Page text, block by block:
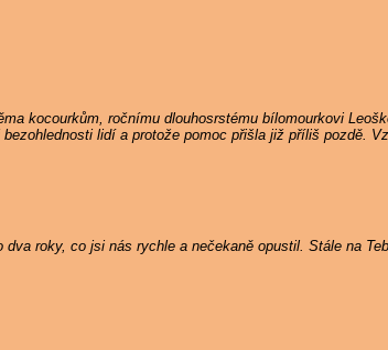
kocourkům, ročnímu dlouhosrstému bílomourkovi
lidí a protože pomoc přišla již příliš pozdě.
roky, co jsi nás rychle a nečekaně opustil. Stále na